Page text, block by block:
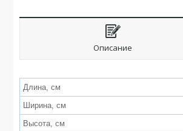
Описание
Длина, см
Ширина, см
Высота, см